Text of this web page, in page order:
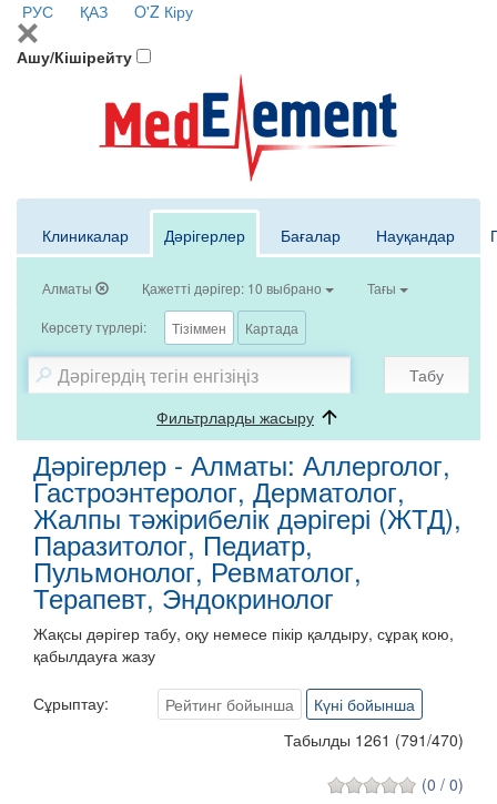
РУС ҚАЗ O'Z Кіру
Ашу/Кішірейту
Клиникалар Дәрігерлер Бағалар Науқандар
Алматы Қажетті дәрігер: 10 выбрано Тағы
Көрсету түрлері: Тізіммен Картада
Табу
Фильтрларды жасыру
Дәрігерлер - Алматы: Аллерголог,
Гастроэнтеролог, Дерматолог,
Жалпы тәжірибелік дәрігері (ЖТД),
Паразитолог, Педиатр,
Пульмонолог, Ревматолог,
Терапевт, Эндокринолог
Жақсы дәрігер табу, оқу немесе пікір қалдыру, сұрақ кою,
қабылдауға жазу
Сұрыптау: Рейтинг бойынша
Күні бойынша
Табылды 1261 (791/470)
(0 / 0)